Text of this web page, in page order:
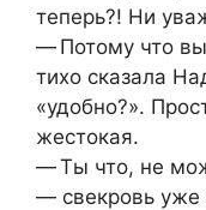
теперь?! Ни
— Потому что
тихо сказала
«удобно?».
жестокая.
— Ты что, не
— свекровь